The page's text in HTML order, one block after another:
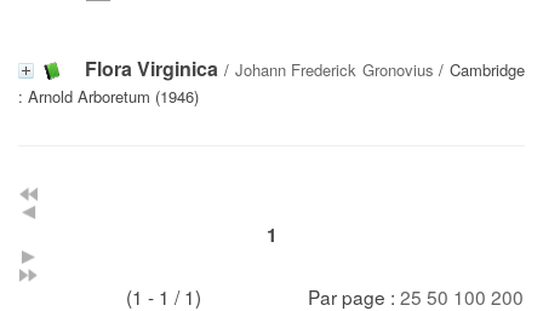
Flora Virginica / Johann Frederick Gronovius / Cambridge
: Arnold Arboretum (1946)
1
(1 - 1 / 1) Par page : 25 50 100 200